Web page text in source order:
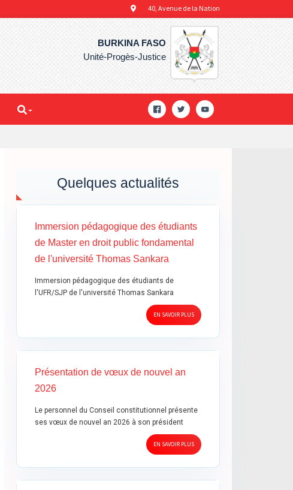
40, Avenue de la Nation
BURKINA FASO
Unité-Progès-Justice
Quelques actualités
Immersion pédagogique des étudiants
de Master en droit public fondamental
de l'université Thomas Sankara
Immersion pédagogique des étudiants de
l'UFR/SJP de l'université Thomas Sankara
EN SAVOIR PLUS
Présentation de vœux de nouvel an
2026
Le personnel du Conseil constitutionnel présente
ses vœux de nouvel an 2026 à son président
EN SAVOIR PLUS